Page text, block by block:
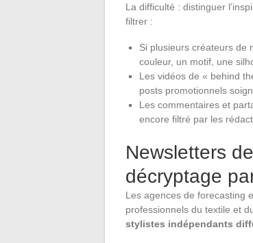
La difficulté : distinguer
filtrer :
Si plusieurs créateurs de
couleur, un motif, une
Les vidéos de « behind
posts promotionnels
Les commentaires et
encore filtré par les
Newsletters
décryptage
Les agences de forecasting
professionnels du textile et
stylistes indépendants